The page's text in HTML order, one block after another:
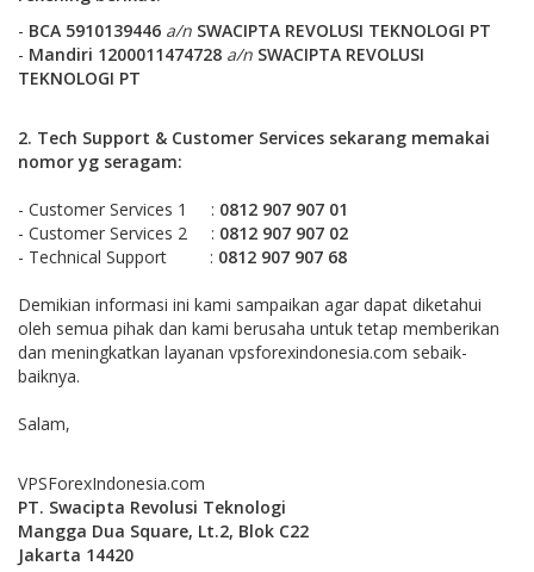
- BCA 5910139446 a/n SWACIPTA REVOLUSI TEKNOLOGI PT
- Mandiri 1200011474728 a/n SWACIPTA REVOLUSI
TEKNOLOGI PT
2. Tech Support & Customer Services sekarang memakai
nomor yg seragam:
- Customer Services 1 : 0812 907 907 01
- Customer Services 2 : 0812 907 907 02
- Technical Support : 0812 907 907 68
Demikian informasi ini kami sampaikan agar dapat diketahui
oleh semua pihak dan kami berusaha untuk tetap memberikan
dan meningkatkan layanan vpsforexindonesia.com sebaik-
baiknya.
Salam,
VPSForexIndonesia.com
PT. Swacipta Revolusi Teknologi
Mangga Dua Square, Lt.2, Blok C22
Jakarta 14420